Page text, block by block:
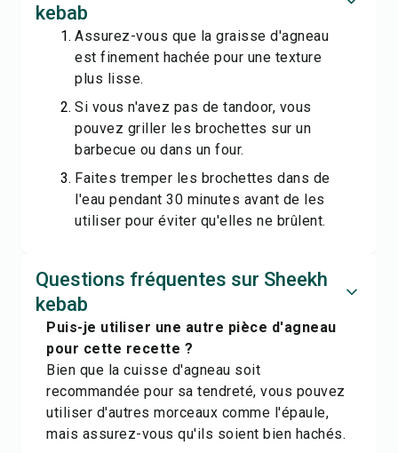
kebab
Assurez-vous que la graisse d'agneau
est finement hachée pour une texture
plus lisse.
Si vous n'avez pas de tandoor, vous
pouvez griller les brochettes sur un
barbecue ou dans un four.
Faites tremper les brochettes dans de
l'eau pendant 30 minutes avant de les
utiliser pour éviter qu'elles ne brûlent.
Questions fréquentes sur Sheekh
kebab
Puis-je utiliser une autre pièce d'agneau
pour cette recette ?
Bien que la cuisse d'agneau soit
recommandée pour sa tendreté, vous pouvez
utiliser d'autres morceaux comme l'épaule,
mais assurez-vous qu'ils soient bien hachés.